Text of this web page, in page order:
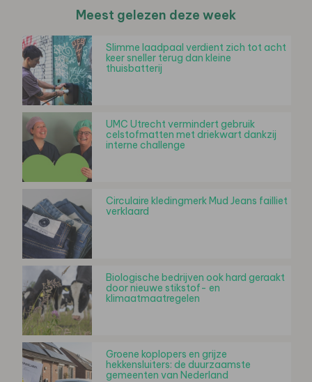
Meest gelezen deze week
Slimme laadpaal verdient zich tot acht
keer sneller terug dan kleine
thuisbatterij
UMC Utrecht vermindert gebruik
celstofmatten met driekwart dankzij
interne challenge
Circulaire kledingmerk Mud Jeans failliet
verklaard
Biologische bedrijven ook hard geraakt
door nieuwe stikstof- en
klimaatmaatregelen
Groene koplopers en grijze
hekkensluiters: de duurzaamste
gemeenten van Nederland